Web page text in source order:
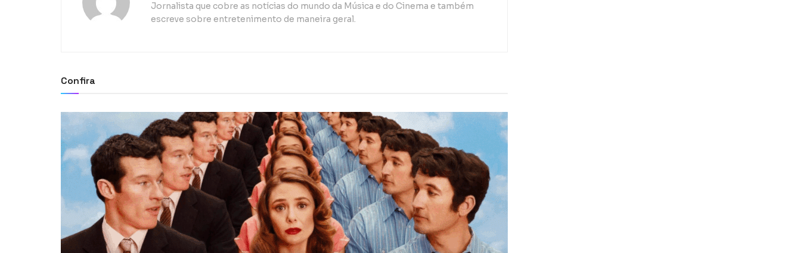
Jornalista que cobre as notícias do mundo da Música e do Cinema e também
escreve sobre entretenimento de maneira geral.
Confira